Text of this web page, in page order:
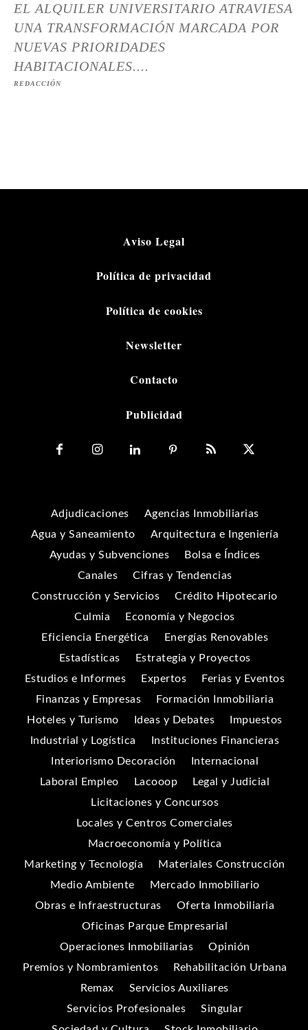
EL ALQUILER UNIVERSITARIO ATRAVIESA
UNA TRANSFORMACIÓN MARCADA POR
NUEVAS PRIORIDADES
HABITACIONALES....
REDACCIÓN
Aviso Legal
Política de privacidad
Política de cookies
Newsletter
Contacto
Publicidad
Adjudicaciones
Agencias Inmobiliarias
Agua y Saneamiento
Arquitectura e Ingeniería
Ayudas y Subvenciones
Bolsa e Índices
Canales
Cifras y Tendencias
Construcción y Servicios
Crédito Hipotecario
Culmia
Economía y Negocios
Eficiencia Energética
Energías Renovables
Estadísticas
Estrategia y Proyectos
Estudios e Informes
Expertos
Ferias y Eventos
Finanzas y Empresas
Formación Inmobiliaria
Hoteles y Turismo
Ideas y Debates
Impuestos
Industrial y Logística
Instituciones Financieras
Interiorismo Decoración
Internacional
Laboral Empleo
Lacooop
Legal y Judicial
Licitaciones y Concursos
Locales y Centros Comerciales
Macroeconomía y Política
Marketing y Tecnología
Materiales Construcción
Medio Ambiente
Mercado Inmobiliario
Obras e Infraestructuras
Oferta Inmobiliaria
Oficinas Parque Empresarial
Operaciones Inmobiliarias
Opinión
Premios y Nombramientos
Rehabilitación Urbana
Remax
Servicios Auxiliares
Servicios Profesionales
Singular